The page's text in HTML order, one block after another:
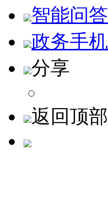
智能问答
政务手机
分享
返回顶部